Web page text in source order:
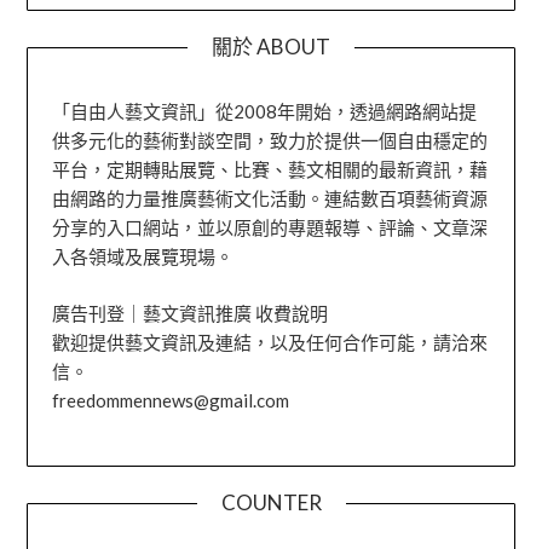
關於 ABOUT
「自由人藝文資訊」從2008年開始，透過網路網站提
供多元化的藝術對談空間，致力於提供一個自由穩定的
平台，定期轉貼展覽、比賽、藝文相關的最新資訊，藉
由網路的力量推廣藝術文化活動。連結數百項藝術資源
分享的入口網站，並以原創的專題報導、評論、文章深
入各領域及展覽現場。
廣告刊登｜藝文資訊推廣 收費說明
歡迎提供藝文資訊及連結，以及任何合作可能，請洽來
信。
freedommennews@gmail.com
COUNTER